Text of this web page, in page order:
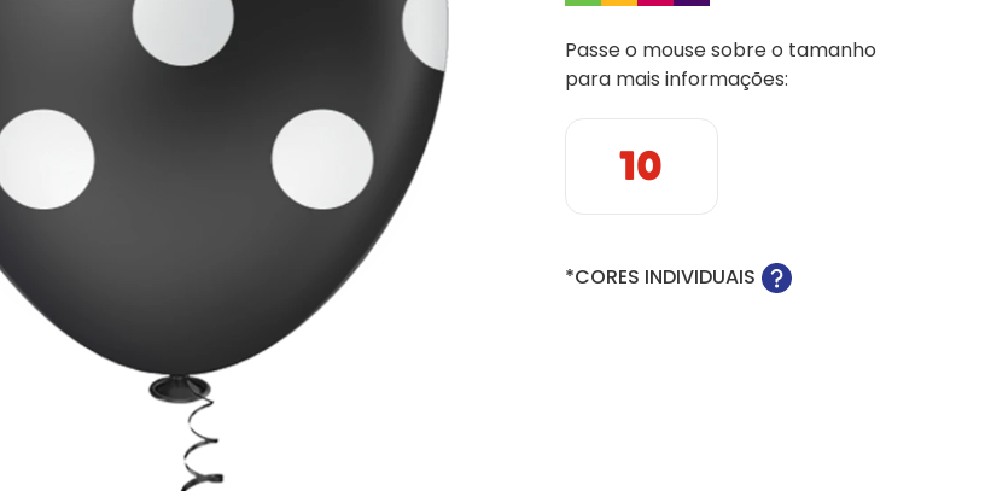
Passe o mouse sobre o tamanho
para mais informações:
10
*CORES INDIVIDUAIS